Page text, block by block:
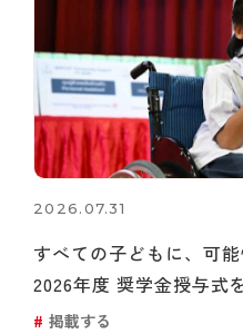
2026.07.31
すべての子どもに、可
2026年度 奨学金授与式
掲載する